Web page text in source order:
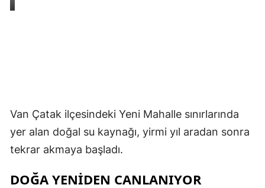
Van Çatak ilçesindeki Yeni Mahalle sınırlarında
yer alan doğal su kaynağı, yirmi yıl aradan sonra
tekrar akmaya başladı.
DOĞA YENİDEN CANLANIYOR